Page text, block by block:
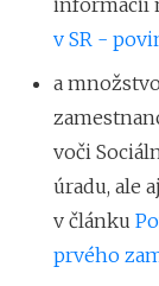
v SR -
a
voči
úradu, ale
v článku
prvého